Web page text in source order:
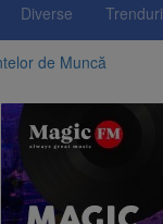
Diverse Trenduri
de Muncă
a început să crească
iluminatului public